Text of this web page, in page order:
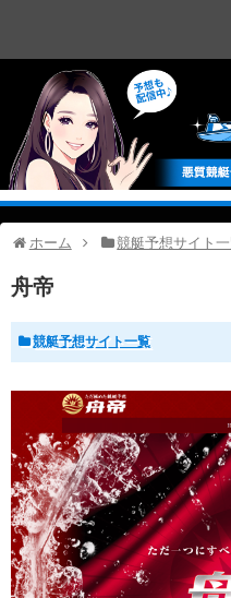
ホーム 競艇予想サイト
舟帝
競艇予想サイト一覧